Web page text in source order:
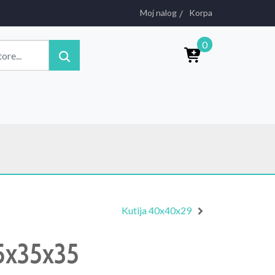
Moj nalog Korpa
0
Kutija 40x40x29